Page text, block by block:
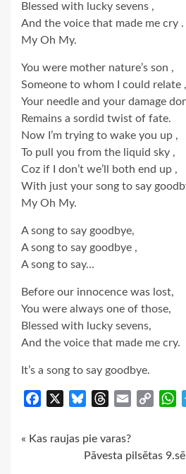
Blessed with lucky sevens ,
And the voice that made me cry .
My Oh My.
You were mother nature’s son ,
Someone to whom I could relate ,
Your needle and your damage
Remains a sordid twist of fate.
Now I’m trying to wake you up ,
To pull you from the liquid sky ,
Coz if I don’t we’ll both end up ,
With just your song to say
My Oh My.
A song to say goodbye,
A song to say goodbye ,
A song to say…
Before our innocence was lost,
You were always one of those,
Blessed with lucky sevens,
And the voice that made me cry.
It’s a song to say goodbye.
Facebook BlueskyThreads
Email
Copy
Continue
« Kas raujas pie varas?
Pāvesta pilsētas